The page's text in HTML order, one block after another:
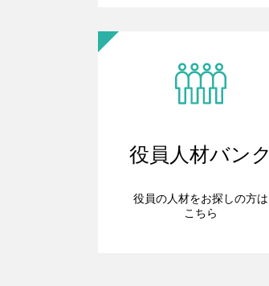
役員人材バンク
役員の人材をお探しの方は
こちら